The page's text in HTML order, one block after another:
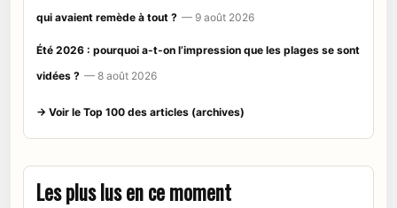
qui avaient remède à tout ? — 9 août 2026
Été 2026 : pourquoi a-t-on l’impression que les plages se sont
vidées ? — 8 août 2026
→ Voir le Top 100 des articles (archives)
Les plus lus en ce moment